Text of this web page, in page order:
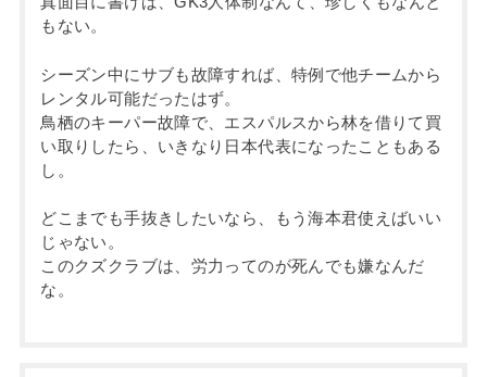
もない。
シーズン中にサブも故障すれば、特例で他チームから
レンタル可能だったはず。
鳥栖のキーパー故障で、エスパルスから林を借りて買
い取りしたら、いきなり日本代表になったこともある
し。
どこまでも手抜きしたいなら、もう海本君使えばいい
じゃない。
このクズクラブは、労力ってのが死んでも嫌なんだ
な。